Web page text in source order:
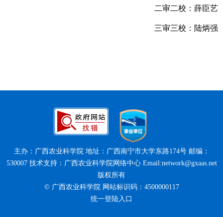
二审二校：薛臣艺
三审三校：陆炳强
主办：广西农业科学院 地址：广西南宁市大学东路174号 邮编：
530007 技术支持：广西农业科学院网络中心 Email:network@gxaas.net
版权所有
© 广西农业科学院 网站标识码：4500000117
统一登陆入口